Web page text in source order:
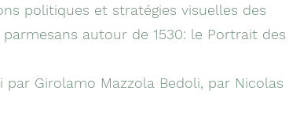
politiques et stratégies visuelles des
autour de 1530: le Portrait des
par Girolamo Mazzola Bedoli, par Nicolas